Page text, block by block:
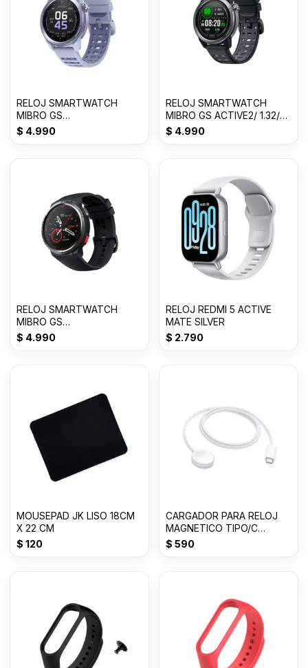
RELOJ SMARTWATCH
MIBRO GS
ACTIVE2//1.32/400MAH/ /
$ 4.990
RELOJ SMARTWATCH
MIBRO GS ACTIVE2/ 1.32/
400/ DARK GRAY
$ 4.990
RELOJ SMARTWATCH
MIBRO GS
PRO/1.43/460MAH/ NEGRO/
$ 4.990
RELOJ REDMI 5 ACTIVE
MATE SILVER
$ 2.790
MOUSEPAD JK LISO 18CM
X 22 CM
$ 120
CARGADOR PARA RELOJ
MAGNETICO TIPO/C
GENERICO
$ 590